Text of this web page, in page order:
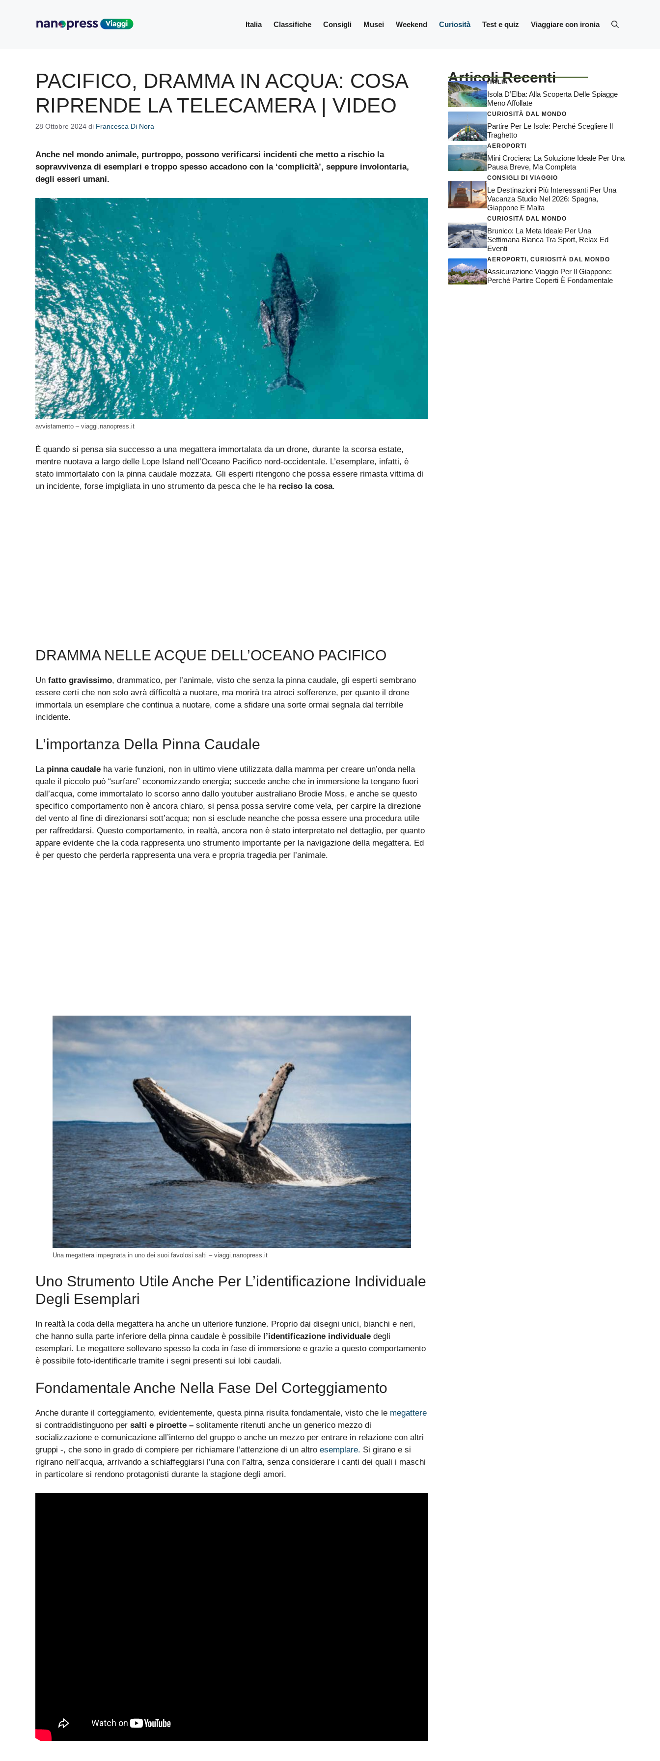
Italia Classifiche Consigli Musei Weekend Curiosità Test e quiz Viaggiare con ironia
PACIFICO, DRAMMA IN ACQUA: COSA
RIPRENDE LA TELECAMERA | VIDEO
28 Ottobre 2024 di Francesca Di Nora
Anche nel mondo animale, purtroppo, possono verificarsi incidenti che metto a rischio la
sopravvivenza di esemplari e troppo spesso accadono con la ‘complicità’, seppure involontaria,
degli esseri umani.
avvistamento – viaggi.nanopress.it
È quando si pensa sia successo a una megattera immortalata da un drone, durante la scorsa estate,
mentre nuotava a largo delle Lope Island nell’Oceano Pacifico nord-occidentale. L’esemplare, infatti, è
stato immortalato con la pinna caudale mozzata. Gli esperti ritengono che possa essere rimasta vittima di
un incidente, forse impigliata in uno strumento da pesca che le ha reciso la cosa.
DRAMMA NELLE ACQUE DELL’OCEANO PACIFICO
Un fatto gravissimo, drammatico, per l’animale, visto che senza la pinna caudale, gli esperti sembrano
essere certi che non solo avrà difficoltà a nuotare, ma morirà tra atroci sofferenze, per quanto il drone
immortala un esemplare che continua a nuotare, come a sfidare una sorte ormai segnala dal terribile
incidente.
L’importanza Della Pinna Caudale
La pinna caudale ha varie funzioni, non in ultimo viene utilizzata dalla mamma per creare un’onda nella
quale il piccolo può “surfare” economizzando energia; succede anche che in immersione la tengano fuori
dall’acqua, come immortalato lo scorso anno dallo youtuber australiano Brodie Moss, e anche se questo
specifico comportamento non è ancora chiaro, si pensa possa servire come vela, per carpire la direzione
del vento al fine di direzionarsi sott’acqua; non si esclude neanche che possa essere una procedura utile
per raffreddarsi. Questo comportamento, in realtà, ancora non è stato interpretato nel dettaglio, per quanto
appare evidente che la coda rappresenta uno strumento importante per la navigazione della megattera. Ed
è per questo che perderla rappresenta una vera e propria tragedia per l’animale.
Una megattera impegnata in uno dei suoi favolosi salti – viaggi.nanopress.it
Uno Strumento Utile Anche Per L’identificazione Individuale
Degli Esemplari
In realtà la coda della megattera ha anche un ulteriore funzione. Proprio dai disegni unici, bianchi e neri,
che hanno sulla parte inferiore della pinna caudale è possibile l’identificazione individuale degli
esemplari. Le megattere sollevano spesso la coda in fase di immersione e grazie a questo comportamento
è possibile foto-identificarle tramite i segni presenti sui lobi caudali.
Fondamentale Anche Nella Fase Del Corteggiamento
Anche durante il corteggiamento, evidentemente, questa pinna risulta fondamentale, visto che le megattere
si contraddistinguono per salti e piroette – solitamente ritenuti anche un generico mezzo di
socializzazione e comunicazione all’interno del gruppo o anche un mezzo per entrare in relazione con altri
gruppi -, che sono in grado di compiere per richiamare l’attenzione di un altro esemplare. Si girano e si
rigirano nell’acqua, arrivando a schiaffeggiarsi l’una con l’altra, senza considerare i canti dei quali i maschi
in particolare si rendono protagonisti durante la stagione degli amori.
Articoli Recenti
ITALIA
Isola D’Elba: Alla Scoperta Delle Spiagge
Meno Affollate
CURIOSITÀ DAL MONDO
Partire Per Le Isole: Perché Scegliere Il
Traghetto
AEROPORTI
Mini Crociera: La Soluzione Ideale Per Una
Pausa Breve, Ma Completa
CONSIGLI DI VIAGGIO
Le Destinazioni Più Interessanti Per Una
Vacanza Studio Nel 2026: Spagna,
Giappone E Malta
CURIOSITÀ DAL MONDO
Brunico: La Meta Ideale Per Una
Settimana Bianca Tra Sport, Relax Ed
Eventi
AEROPORTI , CURIOSITÀ DAL MONDO
Assicurazione Viaggio Per Il Giappone:
Perché Partire Coperti È Fondamentale